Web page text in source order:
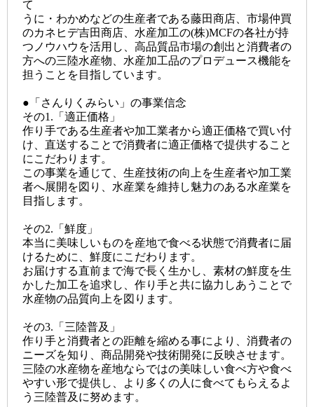
て
うに・わかめなどの生産者である藤田商店、市場仲買
のカネヒデ吉田商店、水産加工の(株)MCFの各社が持
つノウハウを活用し、高品質品市場の創出と消費者の
方への三陸水産物、水産加工品のプロデュース機能を
担うことを目指しています。
●「さんりくみらい」の事業信念
その1.「適正価格」
作り手である生産者や加工業者から適正価格で買い付
け、直送することで消費者に適正価格で提供すること
にこだわります。
この事業を通じて、生産技術の向上を生産者や加工業
者へ展開を図り、水産業を維持し魅力のある水産業を
目指します。
その2.「鮮度」
本当に美味しいものを産地で食べる状態で消費者に届
けるために、鮮度にこだわります。
お届けする直前まで海で長く生かし、素材の鮮度を生
かした加工を追求し、作り手と共に協力しあうことで
水産物の品質向上を図ります。
その3.「三陸普及」
作り手と消費者との距離を縮める事により、消費者の
ニーズを知り、商品開発や技術開発に反映させます。
三陸の水産物を産地ならではの美味しい食べ方や食べ
やすい形で提供し、より多くの人に食べてもらえるよ
う三陸普及に努めます。